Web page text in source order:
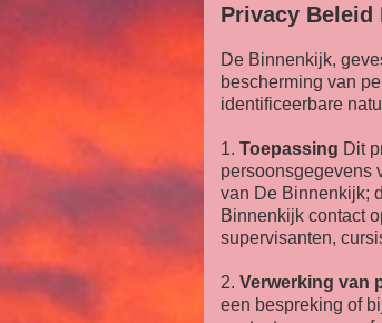
Privacy Beleid
De Binnenkijk,
bescherming van
identificeerbare
1. Toepassing Dit
persoonsgegevens
van De Binnenkijk;
Binnenkijk contact
supervisanten,
2. Verwerking van
een bespreking of